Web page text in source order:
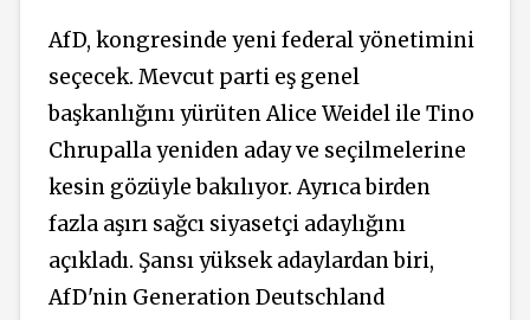
AfD, kongresinde yeni federal yönetimini
seçecek. Mevcut parti eş genel
başkanlığını yürüten Alice Weidel ile Tino
Chrupalla yeniden aday ve seçilmelerine
kesin gözüyle bakılıyor. Ayrıca birden
fazla aşırı sağcı siyasetçi adaylığını
açıkladı. Şansı yüksek adaylardan biri,
AfD'nin Generation Deutschland